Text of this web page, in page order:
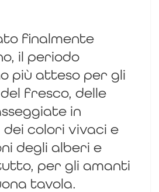
finalmente
il periodo
più atteso per gli
fresco, delle
in
colori vivaci e
degli alberi e
per gli amanti
tavola.